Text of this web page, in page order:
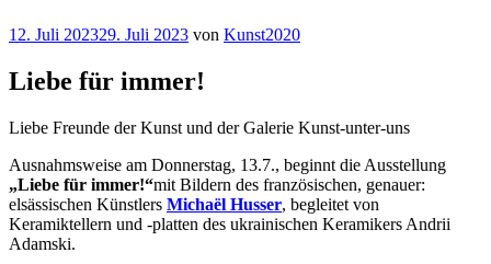
Veröffentlicht
12. Juli 202329. Juli 2023 von Kunst2020
Liebe für immer!
Liebe Freunde der Kunst und der Galerie Kunst-unter-uns
Ausnahmsweise am Donnerstag, 13.7., beginnt die Ausstellung
„Liebe für immer!“mit Bildern des französischen, genauer:
elsässischen Künstlers Michaël Husser, begleitet von
Keramiktellern und -platten des ukrainischen Keramikers Andrii
Adamski.